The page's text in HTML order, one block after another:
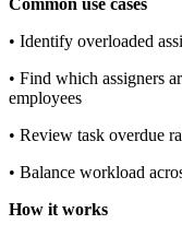
Common use cases
• Identify overloaded
• Find which assigners
employees
• Review task overdue
• Balance workload
How it works